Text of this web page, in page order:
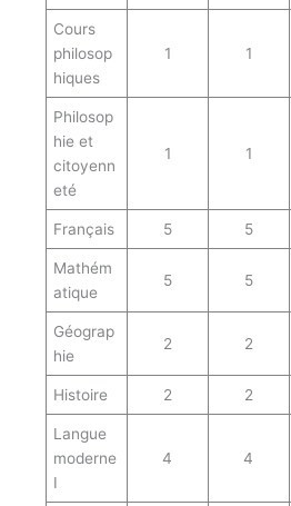
Cours
philosop
hiques
1 1
Philosop
hie et
citoyenn
eté
1 1
Français 5 5
Mathém
atique
5 5
Géograp
hie
2 2
Histoire 2 2
Langue
moderne
I
4 4